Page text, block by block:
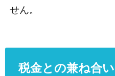
せん。
税金との兼ね合